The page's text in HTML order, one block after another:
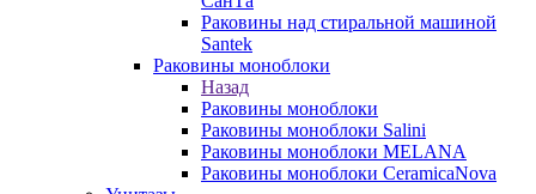
Раковины над стиральной машиной
Santek
Раковины моноблоки
Назад
Раковины моноблоки
Раковины моноблоки Salini
Раковины моноблоки MELANA
Раковины моноблоки CeramicaNova